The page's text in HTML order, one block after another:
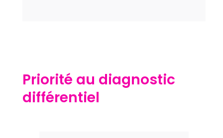
Priorité au diagnostic
différentiel